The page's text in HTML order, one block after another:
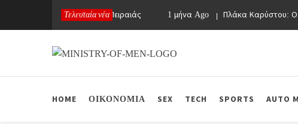
Τελευταία νέα
Απόφραξη Πειραιάς 1 μήνα Ago Πλάκα Καρύστου: Ο
Ministry Of Men
HOME ΟΙΚΟΝΟΜΙΑ SEX TECH SPORTS AUTO